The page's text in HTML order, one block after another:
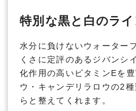
特別な黒と白のライ
水分に負けないウォーター
くさに定評のあるジバンシ
化作用の高いビタミンEを
ウ・キャンデリラロウの2
らと整えてくれます。